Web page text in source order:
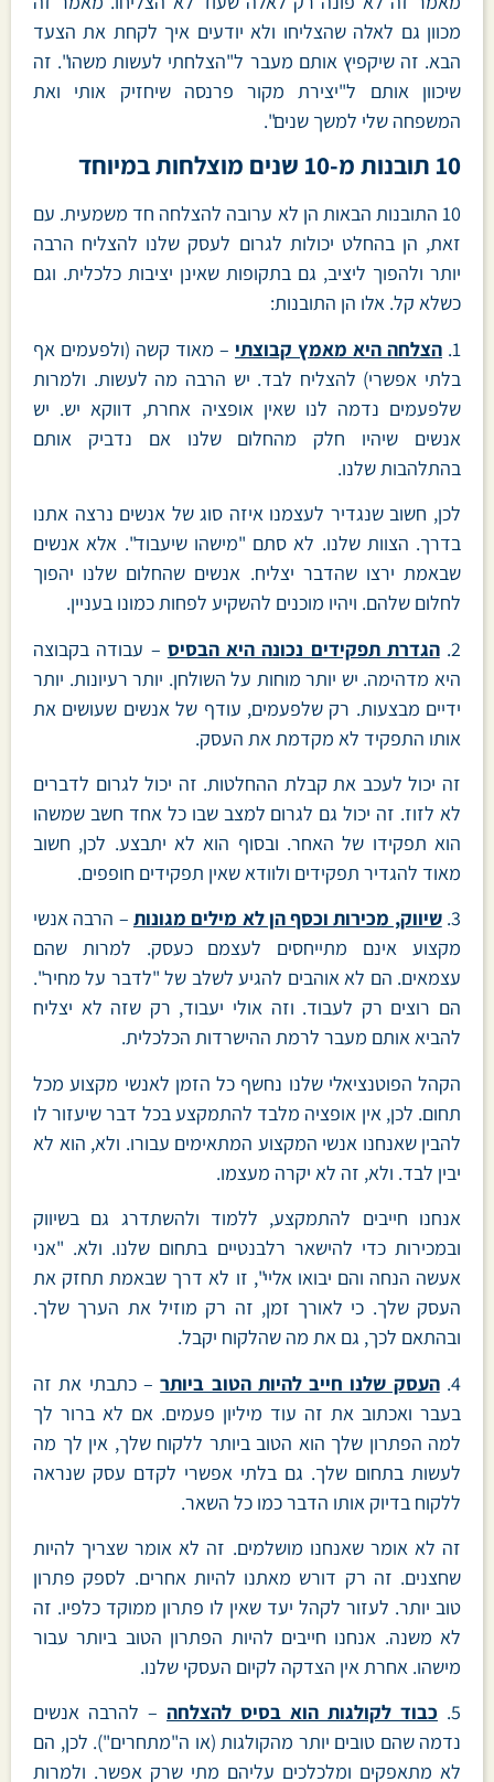
מכוון גם לאלה שהצליחו ולא יודעים איך לקחת את הצעד
הבא. זה שיקפיץ אותם מעבר ל"הצלחתי לעשות משהו". זה
שיכוון אותם ל"יצירת מקור פרנסה שיחזיק אותי ואת
המשפחה שלי למשך שנים".
10 תובנות מ-10 שנים מוצלחות במיוחד
10 התובנות הבאות הן לא ערובה להצלחה חד משמעית. עם
זאת, הן בהחלט יכולות לגרום לעסק שלנו להצליח הרבה
יותר ולהפוך ליציב, גם בתקופות שאינן יציבות כלכלית. וגם
כשלא קל. אלו הן התובנות:
1. הצלחה היא מאמץ קבוצתי – מאוד קשה (ולפעמים אף
בלתי אפשרי) להצליח לבד. יש הרבה מה לעשות. ולמרות
שלפעמים נדמה לנו שאין אופציה אחרת, דווקא יש. יש
אנשים שיהיו חלק מהחלום שלנו אם נדביק אותם
בהתלהבות שלנו.
לכן, חשוב שנגדיר לעצמנו איזה סוג של אנשים נרצה אתנו
בדרך. הצוות שלנו. לא סתם "מישהו שיעבוד". אלא אנשים
שבאמת ירצו שהדבר יצליח. אנשים שהחלום שלנו יהפוך
לחלום שלהם. ויהיו מוכנים להשקיע לפחות כמונו בעניין.
2. הגדרת תפקידים נכונה היא הבסיס – עבודה בקבוצה
היא מדהימה. יש יותר מוחות על השולחן. יותר רעיונות. יותר
ידיים מבצעות. רק שלפעמים, עודף של אנשים שעושים את
אותו התפקיד לא מקדמת את העסק.
זה יכול לעכב את קבלת ההחלטות. זה יכול לגרום לדברים
לא לזוז. זה יכול גם לגרום למצב שבו כל אחד חשב שמשהו
הוא תפקידו של האחר. ובסוף הוא לא יתבצע. לכן, חשוב
מאוד להגדיר תפקידים ולוודא שאין תפקידים חופפים.
3. שיווק, מכירות וכסף הן לא מילים מגונות – הרבה אנשי
מקצוע אינם מתייחסים לעצמם כעסק. למרות שהם
עצמאים. הם לא אוהבים להגיע לשלב של "לדבר על מחיר".
הם רוצים רק לעבוד. וזה אולי יעבוד, רק שזה לא יצליח
להביא אותם מעבר לרמת ההישרדות הכלכלית.
הקהל הפוטנציאלי שלנו נחשף כל הזמן לאנשי מקצוע מכל
תחום. לכן, אין אופציה מלבד להתמקצע בכל דבר שיעזור לו
להבין שאנחנו אנשי המקצוע המתאימים עבורו. ולא, הוא לא
יבין לבד. ולא, זה לא יקרה מעצמו.
אנחנו חייבים להתמקצע, ללמוד ולהשתדרג גם בשיווק
ובמכירות כדי להישאר רלבנטיים בתחום שלנו. ולא. "אני
אעשה הנחה והם יבואו אליי", זו לא דרך שבאמת תחזק את
העסק שלך. כי לאורך זמן, זה רק מוזיל את הערך שלך.
ובהתאם לכך, גם את מה שהלקוח יקבל.
4. העסק שלנו חייב להיות הטוב ביותר– כתבתי את זה
בעבר ואכתוב את זה עוד מיליון פעמים. אם לא ברור לך
למה הפתרון שלך הוא הטוב ביותר ללקוח שלך, אין לך מה
לעשות בתחום שלך. גם בלתי אפשרי לקדם עסק שנראה
ללקוח בדיוק אותו הדבר כמו כל השאר.
זה לא אומר שאנחנו מושלמים. זה לא אומר שצריך להיות
שחצנים. זה רק דורש מאתנו להיות אחרים. לספק פתרון
טוב יותר. לעזור לקהל יעד שאין לו פתרון ממוקד כלפיו. זה
לא משנה. אנחנו חייבים להיות הפתרון הטוב ביותר עבור
מישהו. אחרת אין הצדקה לקיום העסקי שלנו.
5. כבוד לקולגות הוא בסיס להצלחה – להרבה אנשים
נדמה שהם טובים יותר מהקולגות (או ה"מתחרים"). לכן, הם
לא מתאפקים ומלכלכים עליהם מתי שרק אפשר. ולמרות